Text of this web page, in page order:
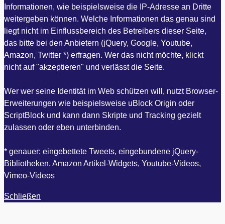
Informationen, wie beispielsweise die IP-Adresse an Dritte
weitergeben können. Welche Informationen das genau sind
liegt nicht im Einflussbereich des Betreibers dieser Seite,
das bitte bei den Anbietern (jQuery, Google, Youtube,
Amazon, Twitter *) erfragen. Wer das nicht möchte, klickt
nicht auf "akzeptieren" und verlässt die Seite.
Wer wer seine Identität im Web schützen will, nutzt Browser-
Erweiterungen wie beispielsweise uBlock Origin oder
ScriptBlock und kann dann Skripte und Tracking gezielt
zulassen oder eben unterbinden.
* genauer: eingebettete Tweets, eingebundene jQuery-
Bibliotheken, Amazon Artikel-Widgets, Youtube-Videos,
Vimeo-Videos
Schließen